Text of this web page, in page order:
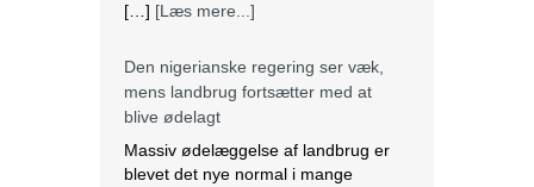
[…] [Læs mere...]
Den nigerianske regering ser væk,
mens landbrug fortsætter med at
blive ødelagt
Massiv ødelæggelse af landbrug er
blevet det nye normal i mange